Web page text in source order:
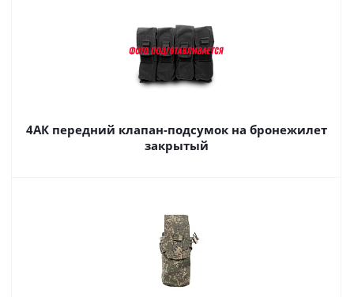
4АК передний клапан-подсумок на бронежилет
закрытый